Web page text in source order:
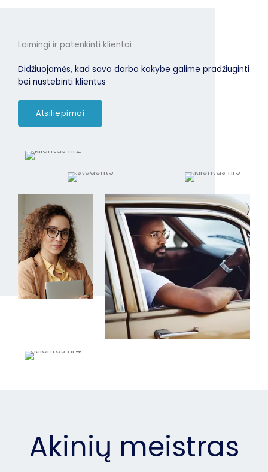
Laimingi ir patenkinti klientai
Didžiuojamės, kad savo darbo kokybe galime pradžiuginti
bei nustebinti klientus
Atsiliepimai
Akinių meistras